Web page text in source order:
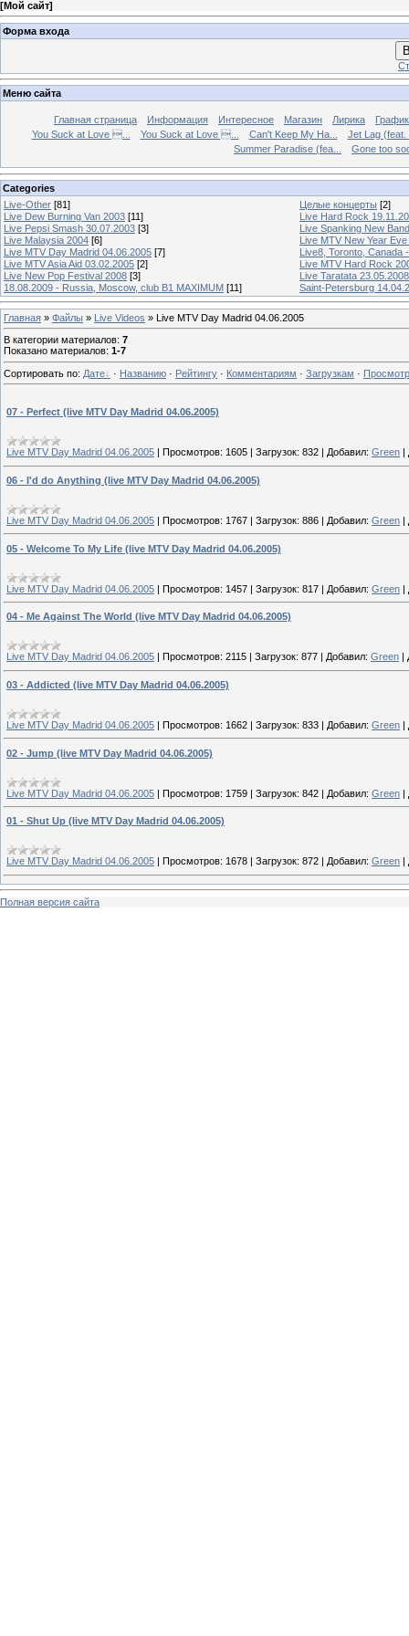
[Мой сайт]
Форма входа
Меню сайта
Главная страница Информация Интересное Магазин Лирика
You Suck at Love ...
You Suck at Love ... Can't Keep My Ha...
Jet Lag (feat.
Summer Paradise (fea...
Gone too
Categories
Live-Other [81] Целые концерты [2]
Live Dew Burning Van 2003 [11]
Live Hard Rock
Live Pepsi Smash 30.07.2003 [3]
Live Spanking New
Live Malaysia 2004 [6]
Live MTV New Year
Live MTV Day Madrid 04.06.2005 [7]
Live8, Toronto, Canada
Live MTV Asia Aid 03.02.2005 [2]
Live MTV Hard Rock
Live New Pop Festival 2008 [3]
Live Taratata 23.05.2008
18.08.2009 - Russia, Moscow, club B1 MAXIMUM [11] Saint-Petersburg
Главная » Файлы » Live Videos » Live MTV Day Madrid 04.06.2005
В категории материалов: 7
Показано материалов: 1-7
Сортировать по: Дате · Названию · Рейтингу · Комментариям · Загрузкам ·
07 - Perfect (live MTV Day Madrid 04.06.2005)
Live MTV Day Madrid 04.06.2005 Просмотров: 1605 Загрузок: 832 Добавил: Green
06 - I'd do Anything (live MTV Day Madrid 04.06.2005)
Live MTV Day Madrid 04.06.2005 | Просмотров: 1767 | Загрузок: 886 | Добавил: Green |
05 - Welcome To My Life (live MTV Day Madrid 04.06.2005)
Live MTV Day Madrid 04.06.2005 | Просмотров: 1457 | Загрузок: 817 | Добавил: Green |
04 - Me Against The World (live MTV Day Madrid 04.06.2005)
Live MTV Day Madrid 04.06.2005 Просмотров: 2115 Загрузок: 877 Добавил: Green
03 - Addicted (live MTV Day Madrid 04.06.2005)
Live MTV Day Madrid 04.06.2005 | Просмотров: 1662 | Загрузок: 833 | Добавил: Green |
02 - Jump (live MTV Day Madrid 04.06.2005)
Live MTV Day Madrid 04.06.2005 | Просмотров: 1759 | Загрузок: 842 | Добавил: Green |
01 - Shut Up (live MTV Day Madrid 04.06.2005)
Live MTV Day Madrid 04.06.2005 Просмотров: 1678 Загрузок: 872 Добавил: Green
Полная версия сайта